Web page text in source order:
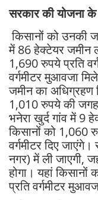
सरकार की योजना के
किसानों को उनकी
में 86 हेक्टेयर जमीन
1,690 रुपये प्रति
वर्गमीटर मुआवजा
जमीन का अधिग्रहण
1,010 रुपये की जगह
भनेरा खुर्द गांव में 9
किसानों को 1,060
वर्गमीटर दिए
नगर) में ली जाएगी,
होगा। यहां
प्रति वर्गमीटर